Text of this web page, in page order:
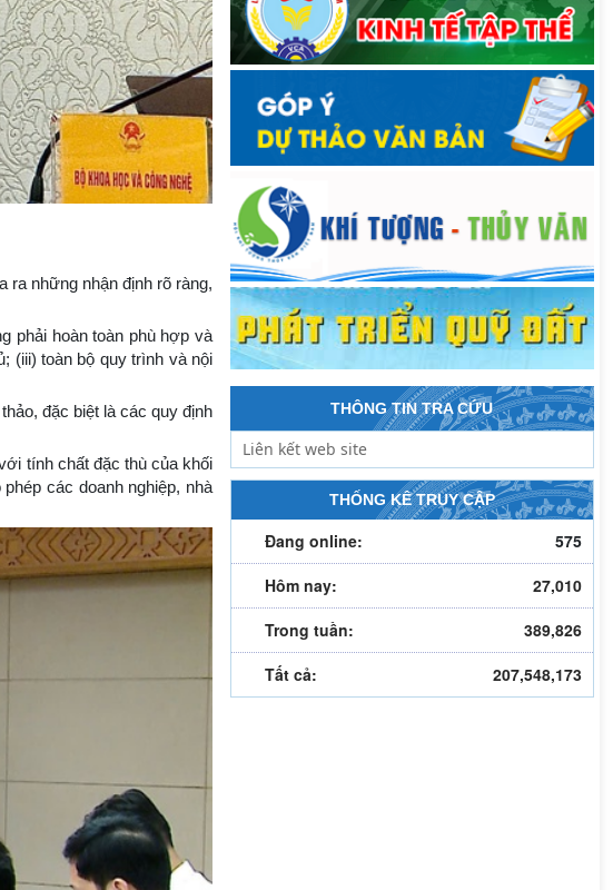
ra những nhận định rõ ràng,
phải hoàn toàn phù hợp và
(iii) toàn bộ quy trình và nội
đặc biệt là các quy định
tính chất đặc thù của khối
các doanh nghiệp, nhà
THÔNG TIN TRA CỨU
THỐNG KÊ TRUY CẬP
Đang online:
575
Hôm nay:
27,010
Trong tuần:
389,826
Tất cả:
207,548,173